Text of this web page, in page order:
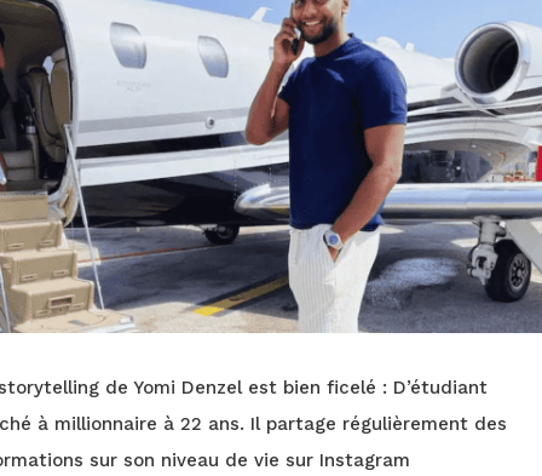
de Yomi Denzel est bien ficelé : D’étudiant
à millionnaire à 22 ans. Il partage régulièrement des
sur son niveau de vie sur Instagram